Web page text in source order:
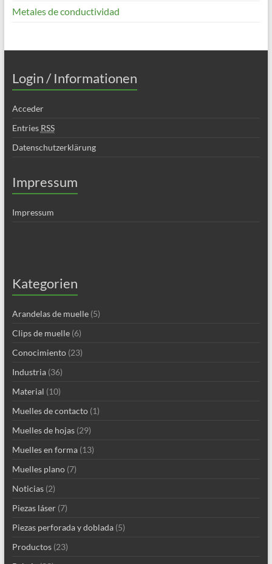
Metales de conductividad
Login / Informationen
Acceder
Entries RSS
Datenschutzerklärung
Impressum
Impressum
Kategorien
Arandelas de muelle(5)
Clips de muelle(6)
Conocimiento(23)
Industria(36)
Material (10)
Muelles de contacto(1)
Muelles de hojas(29)
Muelles en forma(13)
Muelles plano(7)
Noticias(2)
Piezas láser(7)
Piezas perforada y doblada(5)
Productos(23)